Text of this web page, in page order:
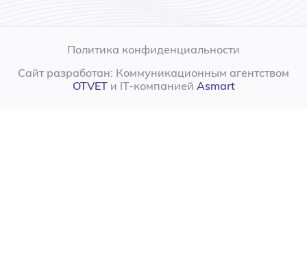
Политика конфиденциальности
Сайт разработан: Коммуникационным агентством
OTVETи IT-компанией Asmart